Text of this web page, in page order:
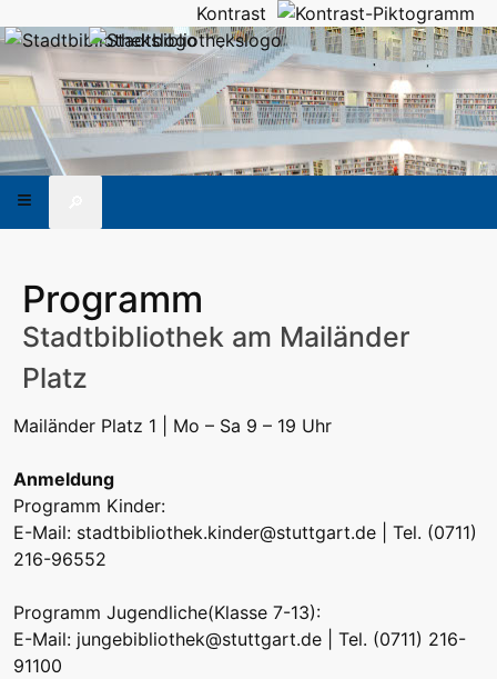
Kontrast
Programm
Stadtbibliothek am Mailänder
Platz
Mailänder Platz 1 | Mo – Sa 9 – 19 Uhr
Anmeldung
Programm Kinder:
E-Mail: stadtbibliothek.kinder@stuttgart.de | Tel. (0711)
216-96552
Programm Jugendliche(Klasse 7-13):
E-Mail: jungebibliothek@stuttgart.de | Tel. (0711) 216-
91100